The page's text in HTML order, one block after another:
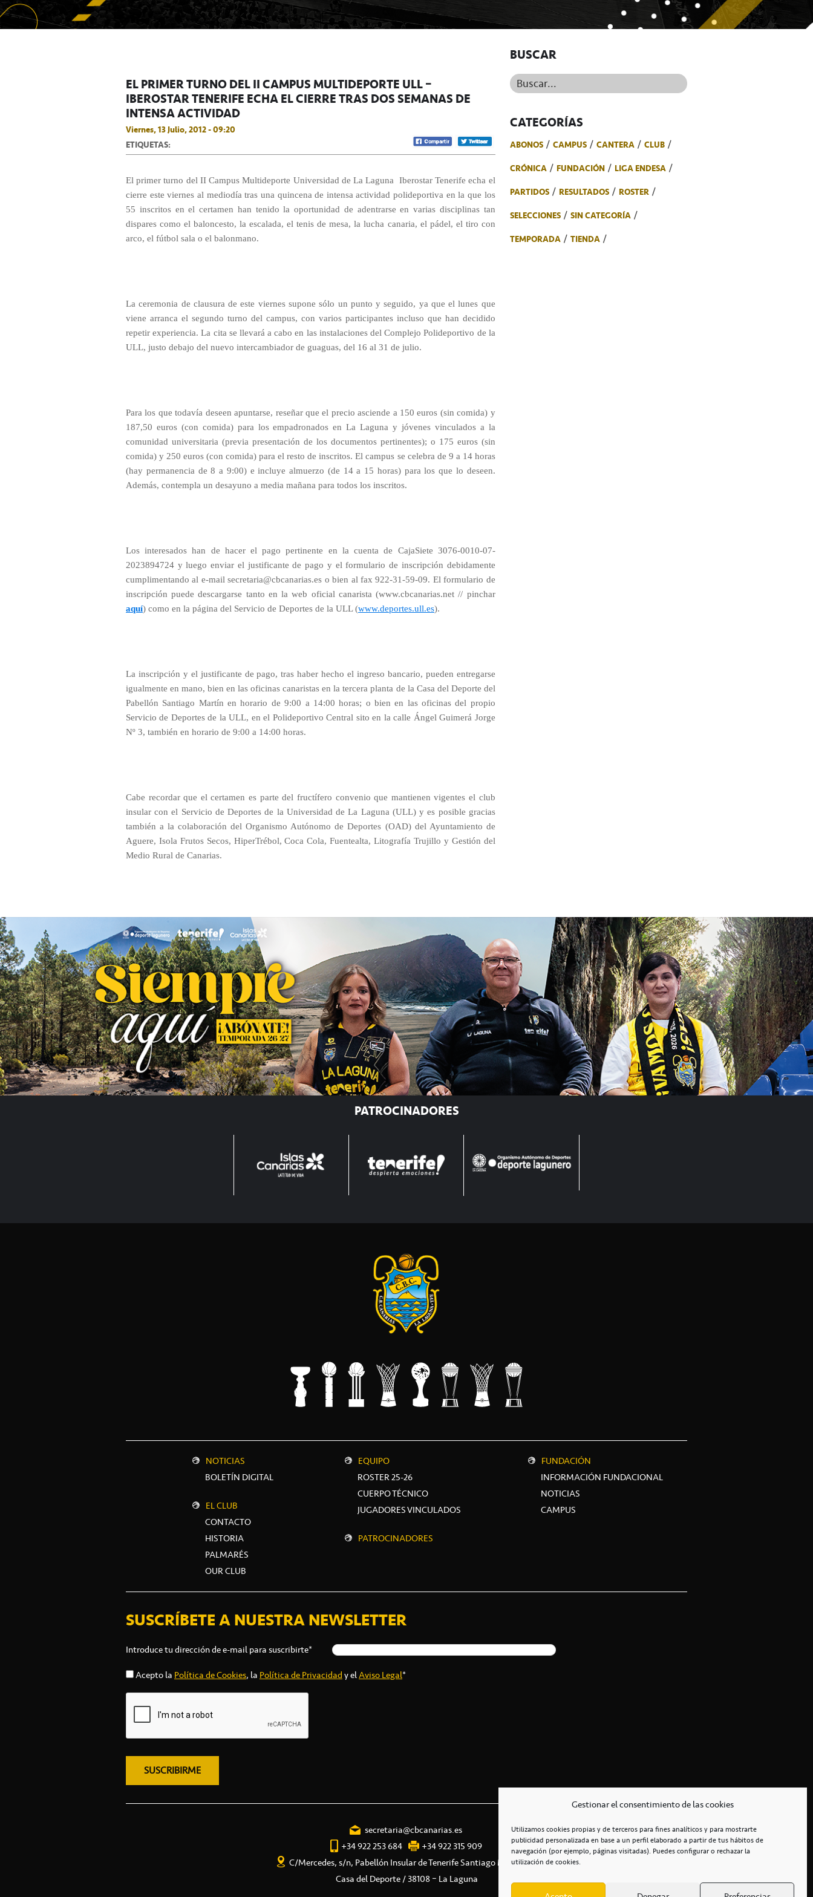
Gestionar el consentimiento de las cookies
Utilizamos cookies propias y de terceros para fines analíticos y para mostrarte
publicidad personalizada en base a un perfil elaborado a partir de tus hábitos de
navegación (por ejemplo, páginas visitadas). Puedes configurar o rechazar la
utilización de cookies.
EL PRIMER TURNO DEL II CAMPUS MULTIDEPORTE ULL –
IBEROSTAR TENERIFE ECHA EL CIERRE TRAS DOS SEMANAS DE
INTENSA ACTIVIDAD
Viernes, 13 Julio, 2012 - 09:20
ETIQUETAS:
El primer turno del II Campus Multideporte Universidad de La Laguna  Iberostar Tenerife echa el
cierre este viernes al mediodía tras una quincena de intensa actividad polideportiva en la que los
55 inscritos en el certamen han tenido la oportunidad de adentrarse en varias disciplinas tan
dispares como el baloncesto, la escalada, el tenis de mesa, la lucha canaria, el pádel, el tiro con
arco, el fútbol sala o el balonmano.
La ceremonia de clausura de este viernes supone sólo un punto y seguido, ya que el lunes que
viene arranca el segundo turno del campus, con varios participantes incluso que han decidido
repetir experiencia. La cita se llevará a cabo en las instalaciones del Complejo Polideportivo de la
ULL, justo debajo del nuevo intercambiador de guaguas, del 16 al 31 de julio.
Para los que todavía deseen apuntarse, reseñar que el precio asciende a 150 euros (sin comida) y
187,50 euros (con comida) para los empadronados en La Laguna y jóvenes vinculados a la
comunidad universitaria (previa presentación de los documentos pertinentes); o 175 euros (sin
comida) y 250 euros (con comida) para el resto de inscritos. El campus se celebra de 9 a 14 horas
(hay permanencia de 8 a 9:00) e incluye almuerzo (de 14 a 15 horas) para los que lo deseen.
Además, contempla un desayuno a media mañana para todos los inscritos.
Los interesados han de hacer el pago pertinente en la cuenta de CajaSiete 3076-0010-07-
2023894724 y luego enviar el justificante de pago y el formulario de inscripción debidamente
cumplimentando al e-mail secretaria@cbcanarias.es o bien al fax 922-31-59-09. El formulario de
inscripción puede descargarse tanto en la web oficial canarista (www.cbcanarias.net // pinchar
aquí) como en la página del Servicio de Deportes de la ULL (www.deportes.ull.es).
La inscripción y el justificante de pago, tras haber hecho el ingreso bancario, pueden entregarse
igualmente en mano, bien en las oficinas canaristas en la tercera planta de la Casa del Deporte del
Pabellón Santiago Martín en horario de 9:00 a 14:00 horas; o bien en las oficinas del propio
Servicio de Deportes de la ULL, en el Polideportivo Central sito en la calle Ángel Guimerá Jorge
Nº 3, también en horario de 9:00 a 14:00 horas.
Cabe recordar que el certamen es parte del fructífero convenio que mantienen vigentes el club
insular con el Servicio de Deportes de la Universidad de La Laguna (ULL) y es posible gracias
también a la colaboración del Organismo Autónomo de Deportes (OAD) del Ayuntamiento de
Aguere, Isola Frutos Secos, HiperTrébol, Coca Cola, Fuentealta, Litografía Trujillo y Gestión del
Medio Rural de Canarias.
BUSCAR
Buscar...
CATEGORÍAS
ABONOS CAMPUS CANTERA
CLUB
CRÓNICA
FUNDACIÓN
LIGA ENDESA
PARTIDOS
RESULTADOS
ROSTER
SELECCIONES
SIN CATEGORÍA
TEMPORADA
TIENDA
PATROCINADORES
NOTICIAS
BOLETÍN DIGITAL
EL CLUB
CONTACTO
HISTORIA
PALMARÉS
OUR CLUB
EQUIPO
ROSTER 25-26
CUERPO TÉCNICO
JUGADORES VINCULADOS
PATROCINADORES
FUNDACIÓN
INFORMACIÓN FUNDACIONAL
NOTICIAS
CAMPUS
SUSCRÍBETE A NUESTRA NEWSLETTER
Introduce tu dirección de e-mail para suscribirte*
Acepto la Política de Cookies, la Política de Privacidady elAviso Legal*
secretaria@cbcanarias.es
+34 922 253 684
+34 922 315 909
C/Mercedes, s/n, Pabellón Insular de Tenerife Santiago Martín
Casa del Deporte / 38108 – La Laguna